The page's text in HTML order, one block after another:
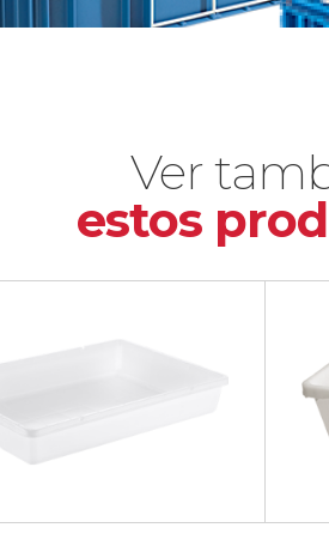
Ver
estos